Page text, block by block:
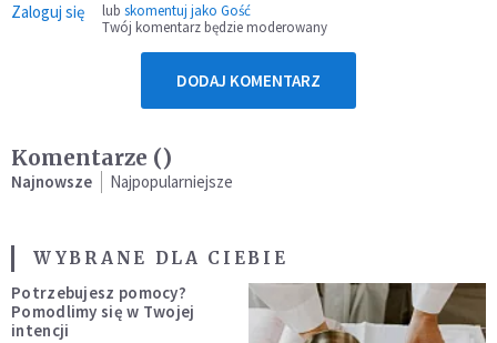
Zaloguj się lub skomentuj jako Gość
Twój komentarz będzie moderowany
DODAJ KOMENTARZ
Komentarze ()
Najnowsze Najpopularniejsze
WYBRANE DLA CIEBIE
Potrzebujesz pomocy?
Pomodlimy się w Twojej
intencji